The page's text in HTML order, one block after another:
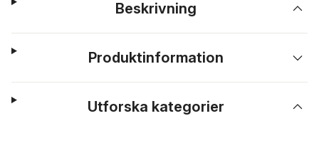
Beskrivning
Produktinformation
Utforska kategorier